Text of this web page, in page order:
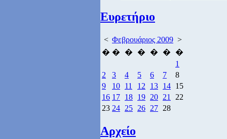
Ευρετήριο
< Φεβρουάριος 2009 >
� � � � � �
�
1
2
3 4 5 6 7
8
9
10 11 12 13 14 15
16 17 18 19 20 21
22
23 24 25 26 27 28
Αρχείο